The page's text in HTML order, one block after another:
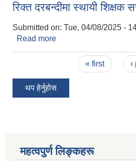
रिक्त दरबन्दीमा स्थायी शिक्षक
Submitted on: Tue, 04/08/2025 -
Read more
« first
थप हेर्नुहोस
महत्वपुर्ण लिङ्कहरू